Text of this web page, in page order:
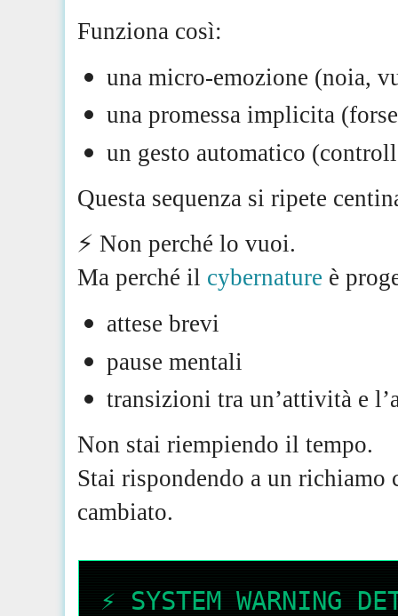
Funziona così:
una micro-emozione (noia,
una promessa implicita
un gesto automatico
Questa sequenza si ripete
⚡️ Non perché lo vuoi.
Ma perché il cybernature è
attese brevi
pause mentali
transizioni tra un’attività e
Non stai riempiendo il tempo.
Stai rispondendo a un
cambiato.
⚡️ SYSTEM WARNING